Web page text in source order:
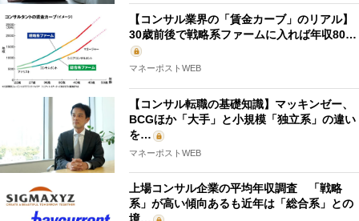
【コンサル業界の「賃金カーブ」のリアル】
30歳前後で戦略系ファームに入れば年収80…
マネーポストWEB
【コンサル転職の基礎知識】マッキンゼー、
BCGほか「大手」と小規模「独立系」の違い
を…
マネーポストWEB
上場コンサル企業の平均年収調査 「戦略
系」が高い傾向あるも近年は「総合系」との